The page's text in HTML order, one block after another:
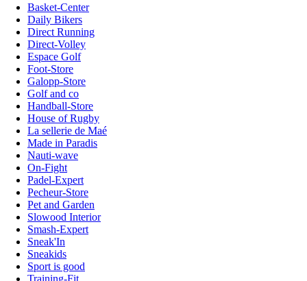
Basket-Center
Daily Bikers
Direct Running
Direct-Volley
Espace Golf
Foot-Store
Galopp-Store
Golf and co
Handball-Store
House of Rugby
La sellerie de Maé
Made in Paradis
Nauti-wave
On-Fight
Padel-Expert
Pecheur-Store
Pet and Garden
Slowood Interior
Smash-Expert
Sneak'In
Sneakids
Sport is good
Training-Fit